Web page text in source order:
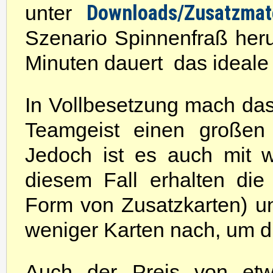
unter Downloads/
Szenario Spinnenfraß
Minuten dauert  das
In Vollbesetzung mach
Teamgeist einen
Jedoch ist es auch mit
diesem Fall erhalten
Form von Zusatzkarten)
weniger Karten nach, um